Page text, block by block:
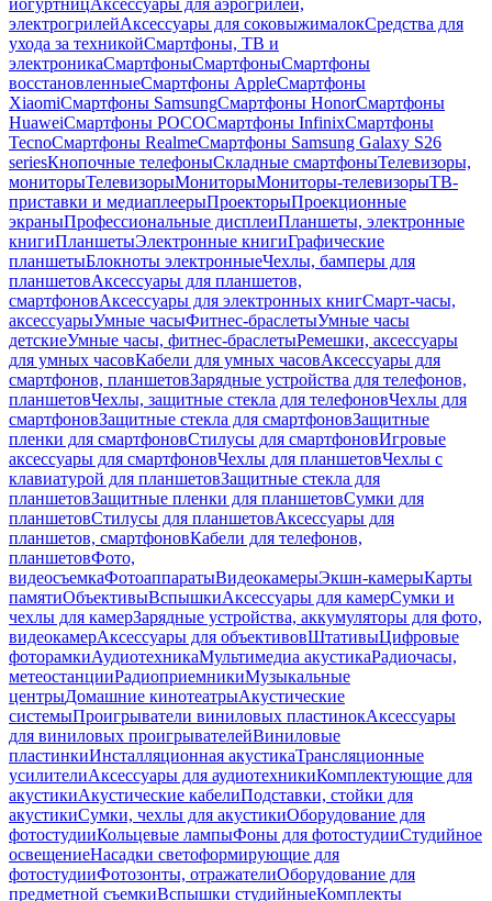
йогуртницАксессуары для аэрогрилей,
электрогрилейАксессуары для соковыжималокСредства для
ухода за техникойСмартфоны, ТВ и
электроникаСмартфоныСмартфоныСмартфоны
восстановленныеСмартфоны AppleСмартфоны
XiaomiСмартфоны SamsungСмартфоны HonorСмартфоны
HuaweiСмартфоны POCOСмартфоны InfinixСмартфоны
TecnoСмартфоны RealmeСмартфоны Samsung Galaxy S26
seriesКнопочные телефоныСкладные смартфоныТелевизоры,
мониторыТелевизорыМониторыМониторы-телевизорыТВ-
приставки и медиаплеерыПроекторыПроекционные
экраныПрофессиональные дисплеиПланшеты, электронные
книгиПланшетыЭлектронные книгиГрафические
планшетыБлокноты электронныеЧехлы, бамперы для
планшетовАксессуары для планшетов,
смартфоновАксессуары для электронных книгСмарт-часы,
аксессуарыУмные часыФитнес-браслетыУмные часы
детскиеУмные часы, фитнес-браслетыРемешки, аксессуары
для умных часовКабели для умных часовАксессуары для
смартфонов, планшетовЗарядные устройства для телефонов,
планшетовЧехлы, защитные стекла для телефоновЧехлы для
смартфоновЗащитные стекла для смартфоновЗащитные
пленки для смартфоновСтилусы для смартфоновИгровые
аксессуары для смартфоновЧехлы для планшетовЧехлы с
клавиатурой для планшетовЗащитные стекла для
планшетовЗащитные пленки для планшетовСумки для
планшетовСтилусы для планшетовАксессуары для
планшетов, смартфоновКабели для телефонов,
планшетовФото,
видеосъемкаФотоаппаратыВидеокамерыЭкшн-камерыКарты
памятиОбъективыВспышкиАксессуары для камерСумки и
чехлы для камерЗарядные устройства, аккумуляторы для фото,
видеокамерАксессуары для объективовШтативыЦифровые
фоторамкиАудиотехникаМультимедиа акустикаРадиочасы,
метеостанцииРадиоприемникиМузыкальные
центрыДомашние кинотеатрыАкустические
системыПроигрыватели виниловых пластинокАксессуары
для виниловых проигрывателейВиниловые
пластинкиИнсталляционная акустикаТрансляционные
усилителиАксессуары для аудиотехникиКомплектующие для
акустикиАкустические кабелиПодставки, стойки для
акустикиСумки, чехлы для акустикиОборудование для
фотостудииКольцевые лампыФоны для фотостудииСтудийное
освещениеНасадки светоформирующие для
фотостудииФотозонты, отражателиОборудование для
предметной съемкиВспышки студийныеКомплекты